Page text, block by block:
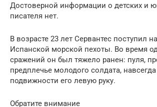
Достоверной информации о детских и
писателя нет.
В возрасте 23 лет Сервантес поступил
Испанской морской пехоты. Во время
сражений он был тяжело ранен: пуля,
предплечье молодого солдата,
подвижности его левую руку.
Обратите внимание